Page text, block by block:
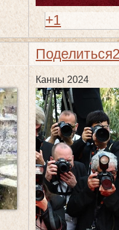
+1
Поделиться
Канны 2024